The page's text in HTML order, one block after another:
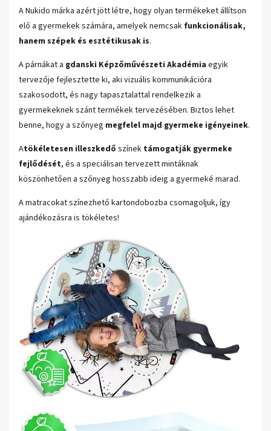
A Nukido márka azért jött létre, hogy olyan termékeket állítson
elő a gyermekek számára, amelyek nemcsak funkcionálisak,
hanem szépek és esztétikusak is.
A párnákat a gdanski Képzőművészeti Akadémia egyik
tervezője fejlesztette ki, aki vizuális kommunikációra
szakosodott, és nagy tapasztalattal rendelkezik a
gyermekeknek szánt termékek tervezésében. Biztos lehet
benne, hogy a szőnyeg megfelel majd gyermeke igényeinek.
Atökéletesen illeszkedő színek támogatják gyermeke
fejlődését, és a speciálisan tervezett mintáknak
köszönhetően a szőnyeg hosszabb ideig a gyermeké marad.
A matracokat színezhető kartondobozba csomagoljuk, így
ajándékozásra is tökéletes!